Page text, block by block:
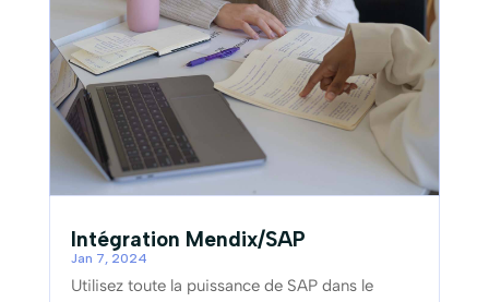
Intégration Mendix/SAP
Jan 7, 2024
Utilisez toute la puissance de SAP dans le